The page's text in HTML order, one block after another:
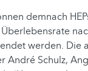
demnach
werden. Die
André Schulz,